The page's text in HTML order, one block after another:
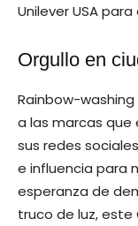
Unilever USA
Orgullo en
Rainbow-
a las marcas que
sus redes
e influencia para
esperanza de
truco de luz, este